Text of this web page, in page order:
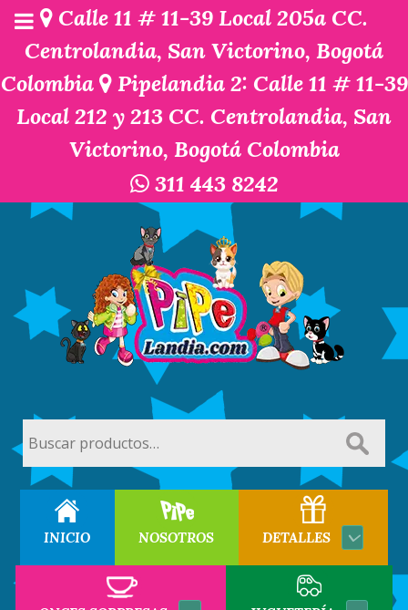
Calle 11 # 11-39 Local 205a CC.
Centrolandia, San Victorino, Bogotá
Colombia
Pipelandia 2: Calle 11 # 11-39
Local 212 y 213 CC. Centrolandia, San
Victorino, Bogotá Colombia
311 443 8242
por:
INICIO NOSOTROS DETALLES